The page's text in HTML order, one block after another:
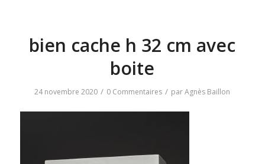
bien cache h 32 cm avec
boite
24 novembre 2020 / 0 Commentaires / parAgnès Baillon